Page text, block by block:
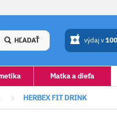
HĽADAŤ výdaj v100
Matka a dieťa
> HERBEX FIT DRINK